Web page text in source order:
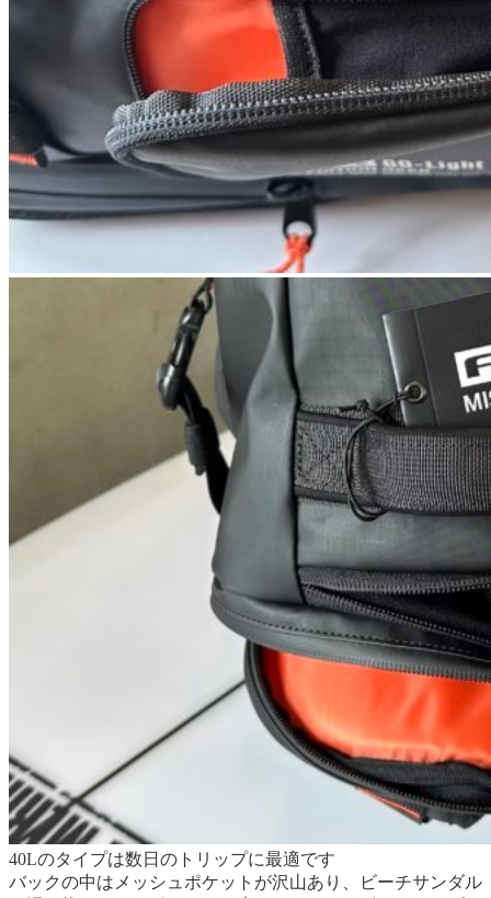
40Lのタイプは数日のトリップに最適です
バックの中はメッシュポケットが沢山あり、ビーチサンダル